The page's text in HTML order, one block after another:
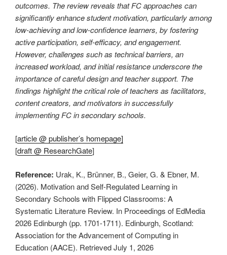
outcomes. The review reveals that FC approaches can
significantly enhance student motivation, particularly among
low-achieving and low-confidence learners, by fostering
active participation, self-efficacy, and engagement.
However, challenges such as technical barriers, an
increased workload, and initial resistance underscore the
importance of careful design and teacher support. The
findings highlight the critical role of teachers as facilitators,
content creators, and motivators in successfully
implementing FC in secondary schools.
[article @ publisher’s homepage]
[draft @ ResearchGate]
Reference: Urak, K., Brünner, B., Geier, G. & Ebner, M.
(2026). Motivation and Self-Regulated Learning in
Secondary Schools with Flipped Classrooms: A
Systematic Literature Review. In Proceedings of EdMedia
2026 Edinburgh (pp. 1701-1711). Edinburgh, Scotland:
Association for the Advancement of Computing in
Education (AACE). Retrieved July 1, 2026